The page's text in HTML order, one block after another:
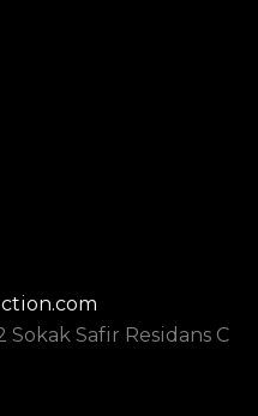
Sokak Safir Residans C